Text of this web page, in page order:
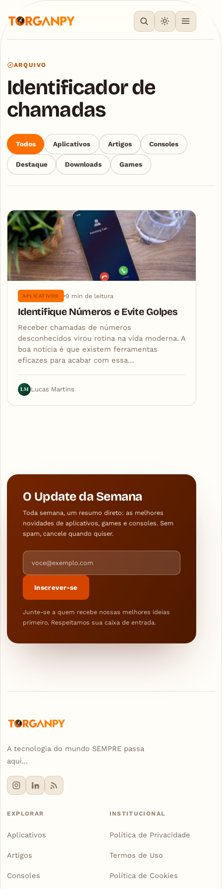
ARQUIVO
Identificador de
chamadas
Todos Aplicativos Artigos Consoles
Destaque Downloads Games
Articles
APLICATIVOS 9 min de leitura
Identifique Números e Evite Golpes
Receber chamadas de números
desconhecidos virou rotina na vida moderna. A
boa notícia é que existem ferramentas
eficazes para acabar com essa…
LM Lucas Martins
O Update da Semana
Toda semana, um resumo direto: as melhores
novidades de aplicativos, games e consoles. Sem
spam, cancele quando quiser.
Endereço de e-mail
Inscrever-se
Junte-se a quem recebe nossas melhores ideias
primeiro. Respeitamos sua caixa de entrada.
A tecnologia do mundo SEMPRE passa
aqui...
EXPLORAR
Aplicativos
Artigos
Consoles
INSTITUCIONAL
Política de Privacidade
Termos de Uso
Política de Cookies